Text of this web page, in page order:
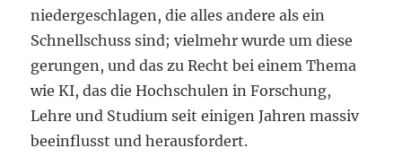
niedergeschlagen, die alles andere als ein
Schnellschuss sind; vielmehr wurde um diese
gerungen, und das zu Recht bei einem Thema
wie KI, das die Hochschulen in Forschung,
Lehre und Studium seit einigen Jahren massiv
beeinflusst und herausfordert.